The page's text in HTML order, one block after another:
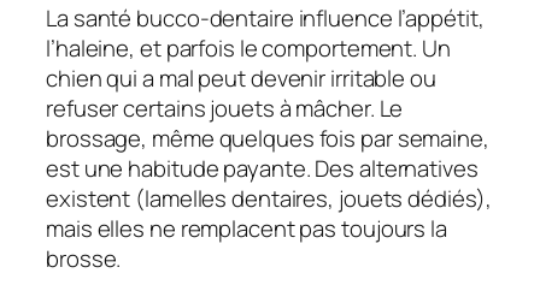
La santé bucco-dentaire influence l’appétit,
l’haleine, et parfois le comportement. Un
chien qui a mal peut devenir irritable ou
refuser certains jouets à mâcher. Le
brossage, même quelques fois par semaine,
est une habitude payante. Des alternatives
existent (lamelles dentaires, jouets dédiés),
mais elles ne remplacent pas toujours la
brosse.